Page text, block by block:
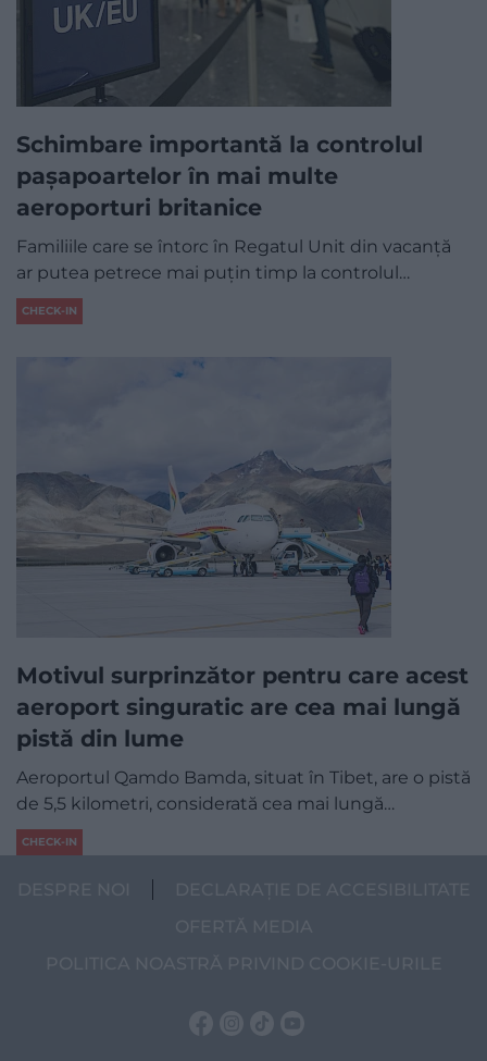
Schimbare importantă la controlul
pașapoartelor în mai multe
aeroporturi britanice
Familiile care se întorc în Regatul Unit din vacanță
ar putea petrece mai puțin timp la controlul…
CHECK-IN
Motivul surprinzător pentru care acest
aeroport singuratic are cea mai lungă
pistă din lume
Aeroportul Qamdo Bamda, situat în Tibet, are o pistă
de 5,5 kilometri, considerată cea mai lungă…
CHECK-IN